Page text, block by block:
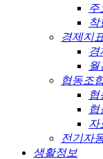
주
착
경제지
경
월
협동조
자
전기자
생활정보